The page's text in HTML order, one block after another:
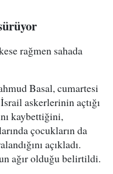
rağmen sahada
Basal, cumartesi
askerlerinin açtığı
kaybettiğini,
çocukların da
açıkladı.
ağır olduğu belirtildi.